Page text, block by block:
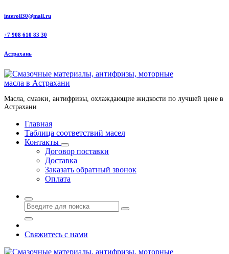
Перейти
содержанию
interoil30@mail.ru
+7 908 610 83 30
Астрахань
Масла, смазки, антифризы, охлаждающие жидкости по лучшей цене в
Астрахани
Главная
Таблица соответствий масел
Контакты
Договор поставки
Доставка
Заказать обратный звонок
Оплата
Свяжитесь с нами